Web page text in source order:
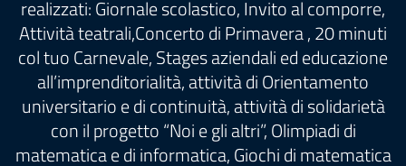
realizzati: Giornale scolastico, Invito al comporre,
Attività teatrali,Concerto di Primavera , 20 minuti
col tuo Carnevale, Stages aziendali ed educazione
all’imprenditorialità, attività di Orientamento
universitario e di continuità, attività di solidarietà
con il progetto “Noi e gli altri”, Olimpiadi di
matematica e di informatica, Giochi di matematica